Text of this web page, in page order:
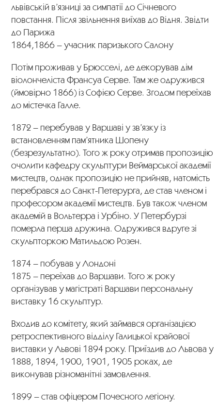
львівській в’язниці за симпатії до Січневого
повстання. Після звільнення виїхав до Відня. Звідти
до Парижа
1864,1866 – учасник паризького Салону
Потім проживав у Брюсселі, де декорував дім
віолончеліста Франсуа Серве. Там же одружився
(ймовірно 1866) із Софією Серве. Згодом переїхав
до містечка Галле.
1872 – перебував у Варшаві у зв’язку із
встановленням пам’ятника Шопену
(безрезультатно). Того ж року отримав пропозицію
очолити кафедру скульптури Веймарської академії
мистецтв, однак пропозицію не прийняв, натомість
перебрався до Санкт-Петерурга, де став членом і
професором академії мистецтв. Був також членом
академій в Вольтерра і Урбіно. У Петербурзі
померла перша дружина. Одружився вдруге зі
скульпторкою Матильдою Розен.
1874 – побував у Лондоні
1875 – переїхав до Варшави. Того ж року
організував у магістраті Варшави персональну
виставку 16 скульптур.
Входив до комітету, який займався організацією
ретроспективного відділу Галицької крайової
виставки у Львові 1894 року. Приїздив до Львова у
1888, 1894, 1900, 1901, 1905 роках, де
виконував різноманітні замовлення.
1899 – став офіцером Почесного легіону.